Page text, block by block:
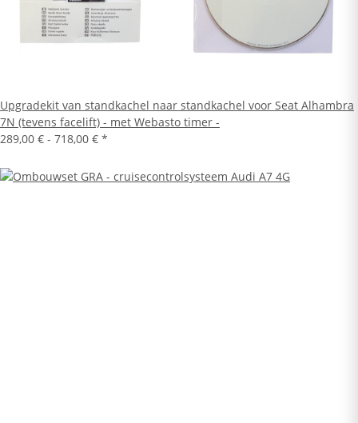
Upgradekit van standkachel naar standkachel voor Seat Alhambra
7N (tevens facelift) - met Webasto timer -
289,00 € - 718,00 € *